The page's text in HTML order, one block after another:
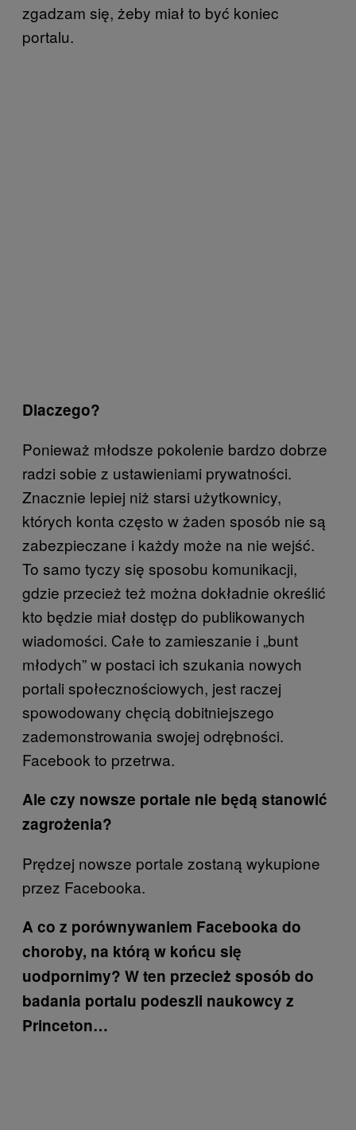
zgadzam się, żeby miał to być koniec
portalu.
Dlaczego?
Ponieważ młodsze pokolenie bardzo dobrze
radzi sobie z ustawieniami prywatności.
Znacznie lepiej niż starsi użytkownicy,
których konta często w żaden sposób nie są
zabezpieczane i każdy może na nie wejść.
To samo tyczy się sposobu komunikacji,
gdzie przecież też można dokładnie określić
kto będzie miał dostęp do publikowanych
wiadomości. Całe to zamieszanie i „bunt
młodych” w postaci ich szukania nowych
portali społecznościowych, jest raczej
spowodowany chęcią dobitniejszego
zademonstrowania swojej odrębności.
Facebook to przetrwa.
Ale czy nowsze portale nie będą stanowić
zagrożenia?
Prędzej nowsze portale zostaną wykupione
przez Facebooka.
A co z porównywaniem Facebooka do
choroby, na którą w końcu się
uodpornimy? W ten przecież sposób do
badania portalu podeszli naukowcy z
Princeton…